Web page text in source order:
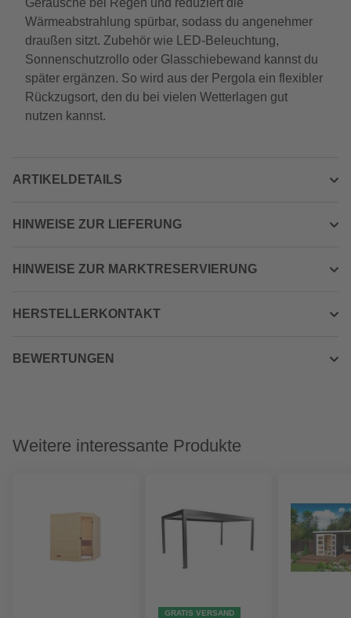
Geräusche bei Regen und reduziert die
Wärmeabstrahlung spürbar, sodass du angenehmer
draußen sitzt. Zubehör wie LED-Beleuchtung,
Sonnenschutzrollo oder Glasschiebewand kannst du
später ergänzen. So wird aus der Pergola ein flexibler
Rückzugsort, den du bei vielen Wetterlagen gut
nutzen kannst.
ARTIKELDETAILS
HINWEISE ZUR LIEFERUNG
HINWEISE ZUR MARKTRESERVIERUNG
HERSTELLERKONTAKT
BEWERTUNGEN
Weitere interessante Produkte
GRATIS VERSAND